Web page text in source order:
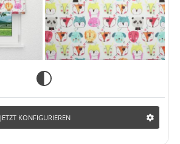
JETZT KONFIGURIEREN